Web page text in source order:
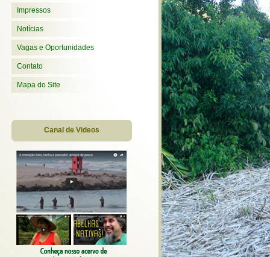
Impressos
Notícias
Vagas e Oportunidades
Contato
Mapa do Site
Canal de Videos